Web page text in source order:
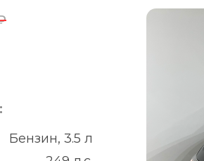
Бензин, 3.5 л